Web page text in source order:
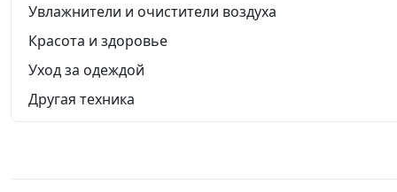
Увлажнители и очистители воздуха
Красота и здоровье
Уход за одеждой
Другая техника